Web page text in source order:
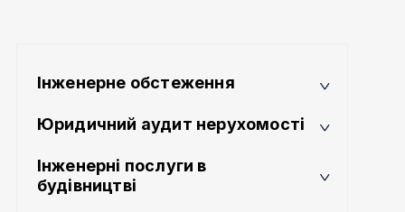
Інженерне обстеження
Юридичний аудит нерухомості
Інженерні послуги в
будівництві